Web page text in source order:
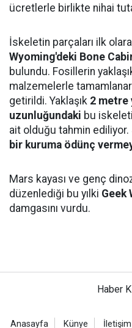
ücretlerle birlikte nihai
İskeletin parçaları ilk
Wyoming'deki Bone
bulundu. Fosillerin
malzemelerle
getirildi. Yaklaşık 2 metre
uzunluğundaki bu
ait olduğu tahmin ediliyor.
bir kuruma ödünç
Mars kayası ve genç
düzenlediği bu yılki Geek
damgasını vurdu.
Haber
Anasayfa Künye İletişim